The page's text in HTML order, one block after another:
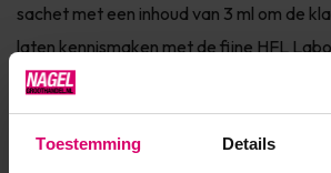
Toestemming Details
sachet met een inhoud van 3 ml om de
laten kennismaken met de fijne HFL
en hiermee de verkoop van deze
stimul...